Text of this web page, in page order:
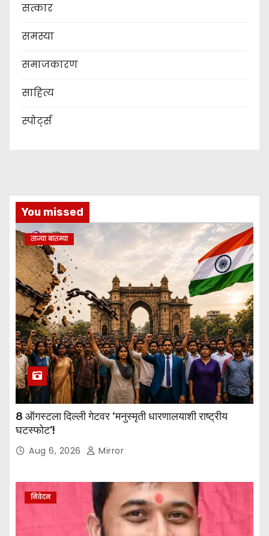
सत्कार
समस्या
समाजकारण
साहित्य
स्पोर्ट्स
You missed
ताज्या बातम्या
8 ऑगस्टला दिल्ली गेटवर ‘मनुस्मृती धारणालयाशी राष्ट्रीय
घटस्फोट’!
Aug 6, 2026 Mirror
निवेदन